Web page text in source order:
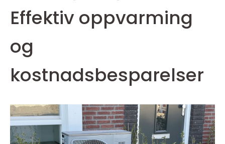
Effektiv oppvarming
og
kostnadsbesparelser